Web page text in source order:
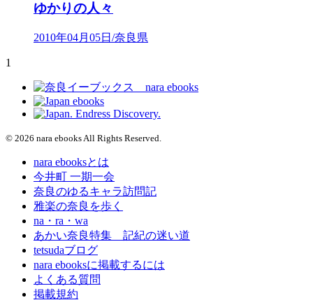
ゆかりの人々
2010年04月05日/奈良県
1
© 2026 nara ebooks All Rights Reserved.
nara ebooksとは
今井町 一期一会
奈良のゆるキャラ訪問記
雅楽の奈良を歩く
na・ra・wa
あかい奈良特集 記紀の迷い道
tetsudaブログ
nara ebooksに掲載するには
よくある質問
掲載規約